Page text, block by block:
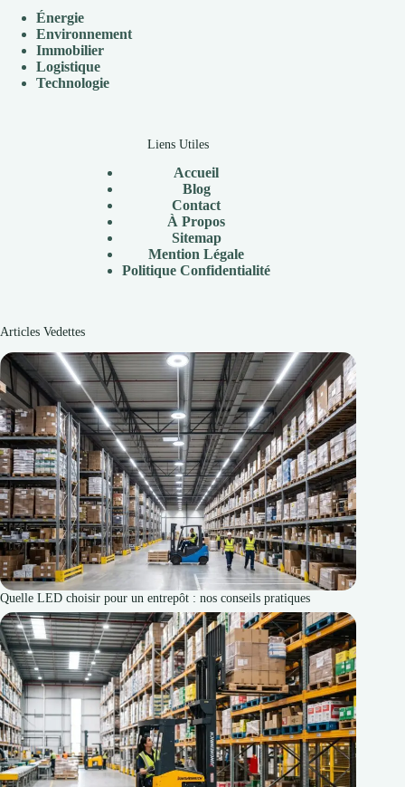
Énergie
Environnement
Immobilier
Logistique
Technologie
Liens Utiles
Accueil
Blog
Contact
À Propos
Sitemap
Mention Légale
Politique Confidentialité
Articles Vedettes
Quelle LED choisir pour un entrepôt : nos conseils pratiques